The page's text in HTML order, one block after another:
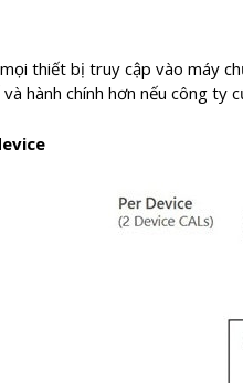
mọi thiết bị truy cập vào máy
hành chính hơn nếu công ty